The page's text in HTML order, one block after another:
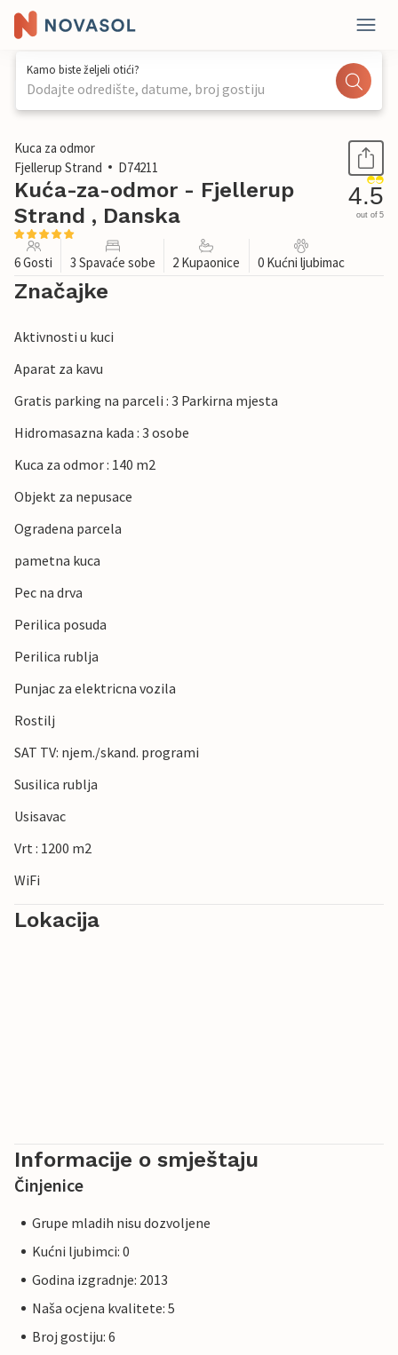
Kamo biste željeli otići?
Dodajte odredište, datume, broj gostiju
1 / 28
Kuca za odmor
Fjellerup Strand
D74211
Kuća-za-odmor - Fjellerup
Strand , Danska
4.5
out of 5
6 Gosti 3 Spavaće sobe 2 Kupaonice 0 Kućni ljubimac
Značajke
Aktivnosti u kuci
Aparat za kavu
Gratis parking na parceli : 3 Parkirna mjesta
Hidromasazna kada : 3 osobe
Kuca za odmor : 140 m2
Objekt za nepusace
Ogradena parcela
pametna kuca
Pec na drva
Perilica posuda
Perilica rublja
Punjac za elektricna vozila
Rostilj
SAT TV: njem./skand. programi
Susilica rublja
Usisavac
Vrt : 1200 m2
WiFi
Lokacija
Informacije o smještaju
Činjenice
Grupe mladih nisu dozvoljene
Kućni ljubimci: 0
Godina izgradnje: 2013
Naša ocjena kvalitete: 5
Broj gostiju: 6